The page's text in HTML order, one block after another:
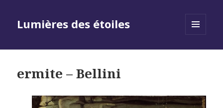
Lumières des étoiles
ermite – Bellini